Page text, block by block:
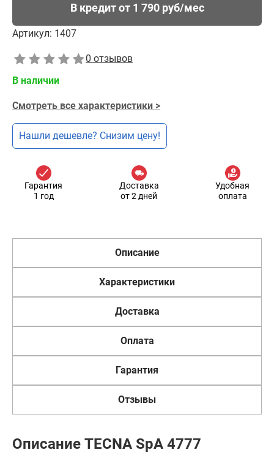
В кредит от 1 790 руб/мес
Артикул: 1407
0 отзывов
В наличии
Смотреть все характеристики >
Нашли дешевле? Снизим цену!
Гарантия
1 год
Доставка
от 2 дней
Удобная
оплата
Описание
Характеристики
Доставка
Оплата
Гарантия
Отзывы
Описание TECNA SpA 4777